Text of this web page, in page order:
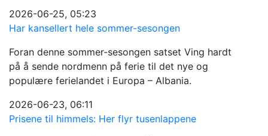
2026-06-25, 05:23
Har kansellert hele sommer-sesongen
Foran denne sommer-sesongen satset Ving hardt
på å sende nordmenn på ferie til det nye og
populære ferielandet i Europa – Albania.
2026-06-23, 06:11
Prisene til himmels: Her flyr tusenlappene